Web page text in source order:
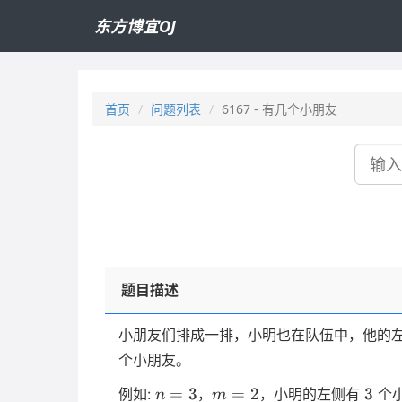
东方博宜OJ
首页 问题列表 6167 - 有几个小朋友
搜
题目描述
小朋友们排成一排，小明也在队伍中，他的
个小朋友。
例如: n
n = 3， m
m = 2，小明的左侧有 3
3 个